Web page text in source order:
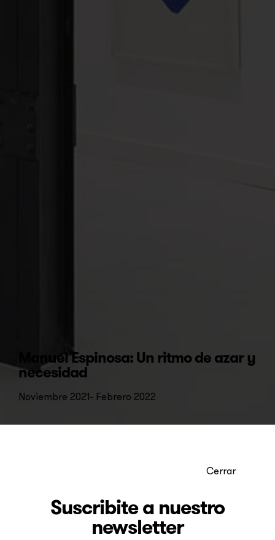
Cerrar
Suscribite a nuestro
newsletter
Manuel Espinosa: Un ritmo de azar y
necesidad
Noviembre 2021- Febrero 2022